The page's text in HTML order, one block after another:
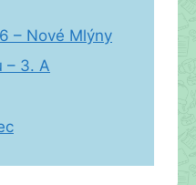
– Nové Mlýny
– 3. A